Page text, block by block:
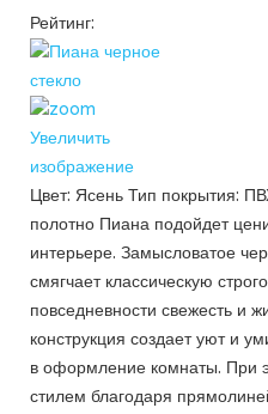
Рейтинг:
Увеличить
изображение
Цвет: Ясень Тип покрытия:
полотно Пиана подойдет
интерьере. Замысловатое
смягчает классическую
повседневности свежесть и
конструкция создает уют и
в оформление комнаты. При
стилем благодаря